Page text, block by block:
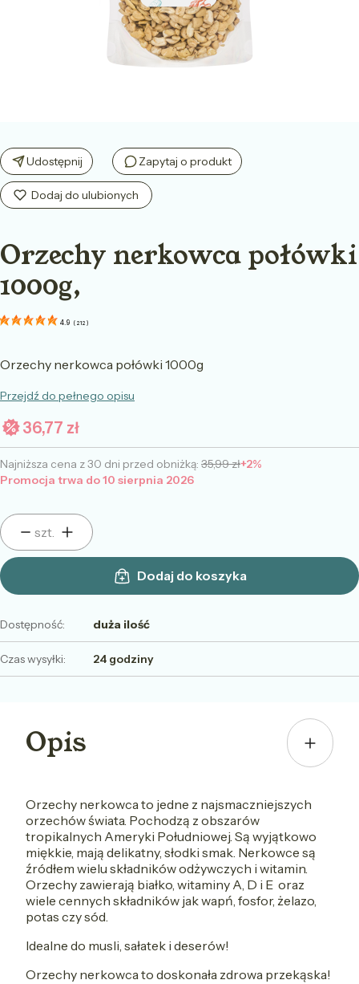
Udostępnij Zapytaj o produkt
Orzechy nerkowca połówki
1000g,
4.9 ( 212 )
Orzechy nerkowca połówki 1000g
Przejdź do pełnego opisu
36,77 zł
Najniższa cena z 30 dni przed obniżką: 35,99 zł+2%
Promocja trwa do 10 sierpnia 2026
szt.
Dodaj do koszyka
Dostępność: duża ilość
Czas wysyłki: 24 godziny
Opis
Orzechy nerkowca to jedne z najsmaczniejszych
orzechów świata. Pochodzą z obszarów
tropikalnych Ameryki Południowej. Są wyjątkowo
miękkie, mają delikatny, słodki smak. Nerkowce są
źródłem wielu składników odżywczych i witamin.
Orzechy zawierają białko, witaminy A, D i E oraz
wiele cennych składników jak wapń, fosfor, żelazo,
potas czy sód.
Idealne do musli, sałatek i deserów!
Orzechy nerkowca to doskonała zdrowa przekąska!